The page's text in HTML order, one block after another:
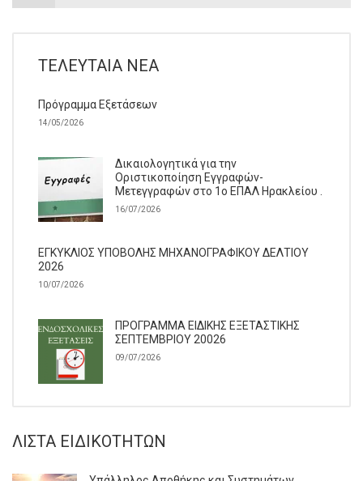
ΤΕΛΕΥΤΑΊΑ ΝΈΑ
Πρόγραμμα Εξετάσεων
14/05/2026
Δικαιολογητικά για την
Οριστικοποίηση Εγγραφών-
Μετεγγραφών στο 1ο ΕΠΑΛ Ηρακλείου .
16/07/2026
ΕΓΚΥΚΛΙΟΣ ΥΠΟΒΟΛΗΣ ΜΗΧΑΝΟΓΡΑΦΙΚΟΥ ΔΕΛΤΙΟΥ
2026
10/07/2026
ΠΡΟΓΡΑΜΜΑ ΕΙΔΙΚΗΣ ΕΞΕΤΑΣΤΙΚΗΣ
ΣΕΠΤΕΜΒΡΙΟΥ 20026
09/07/2026
ΛΊΣΤΑ ΕΙΔΙΚΟΤΉΤΩΝ